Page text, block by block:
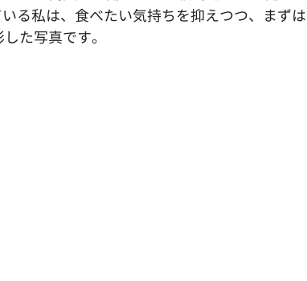
る私は、食べたい気持ちを抑えつつ、まず
た写真です。